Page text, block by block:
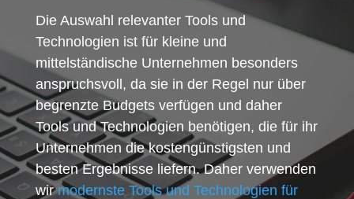
Die Auswahl relevanter Tools und
Technologien ist für kleine und
mittelständische Unternehmen besonders
anspruchsvoll, da sie in der Regel nur über
begrenzte Budgets verfügen und daher
Tools und Technologien benötigen, die für ihr
Unternehmen die kostengünstigsten und
besten Ergebnisse liefern. Daher verwenden
wirmodernste Tools und Technologien für